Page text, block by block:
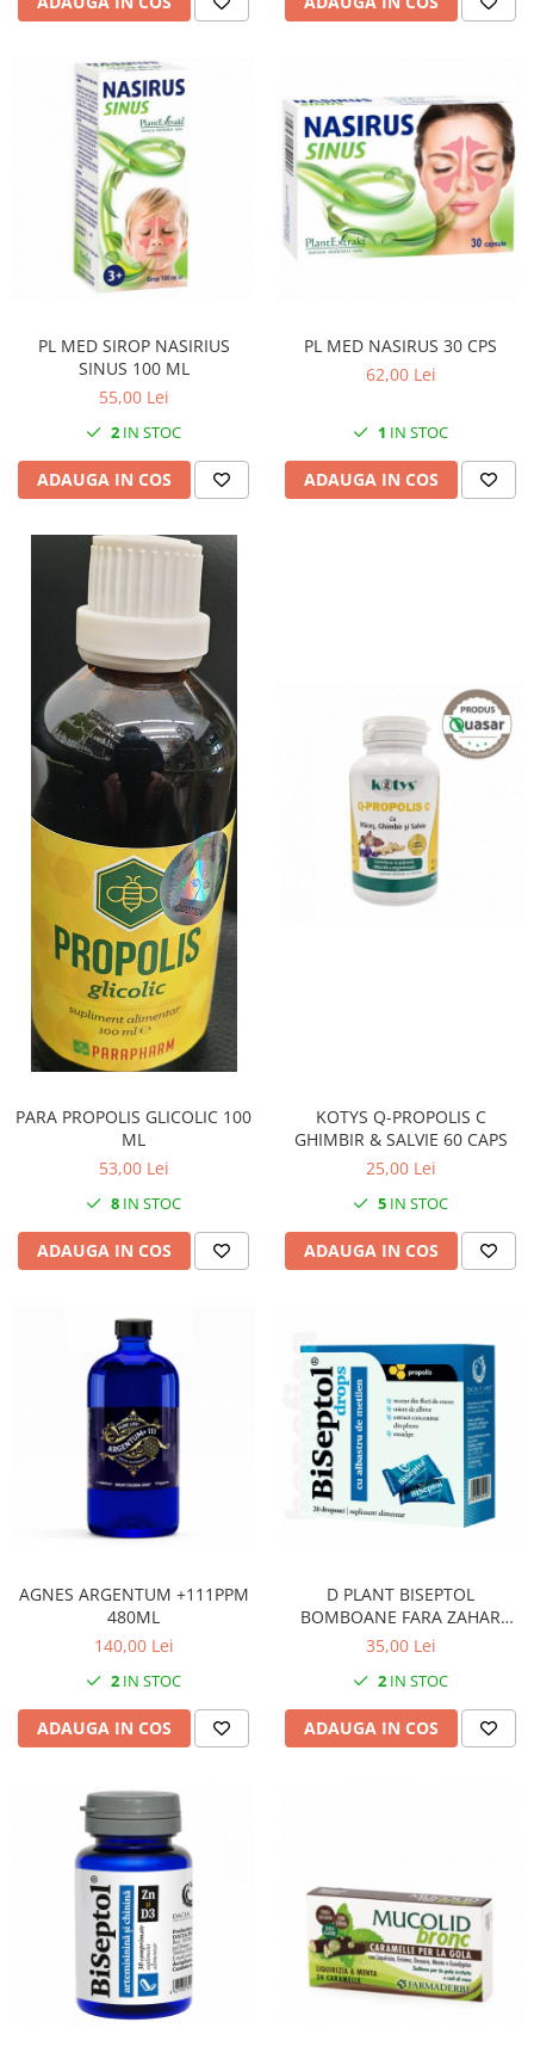
PL MED SIROP NASIRIUS
SINUS 100 ML
55,00 Lei
2 IN STOC
ADAUGA IN COS
PL MED NASIRUS 30 CPS
62,00 Lei
1 IN STOC
ADAUGA IN COS
PARA PROPOLIS GLICOLIC 100
ML
53,00 Lei
8 IN STOC
ADAUGA IN COS
KOTYS Q-PROPOLIS C
GHIMBIR & SALVIE 60 CAPS
25,00 Lei
5 IN STOC
ADAUGA IN COS
AGNES ARGENTUM +111PPM
480ML
140,00 Lei
2 IN STOC
ADAUGA IN COS
D PLANT BISEPTOL
BOMBOANE FARA ZAHAR
DROPSURI 20 BUC
35,00 Lei
2 IN STOC
ADAUGA IN COS